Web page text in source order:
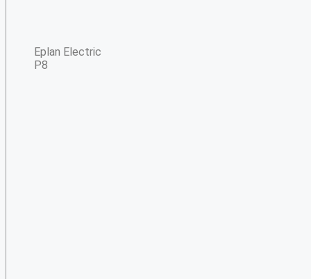
Eplan Electric
P8